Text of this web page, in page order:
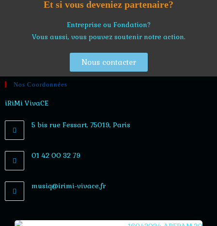
Et si vous deveniez partenaire?
Entreprise ou Fondation?
Vous aussi, vous pouvez soutenir notre action.
Nous contacter
Nos Coordonnées
iRiMi VivaCE
5 bis rue Fessart, 75019, Paris
01 42 00 32 79
musiq@irimi-vivace.fr